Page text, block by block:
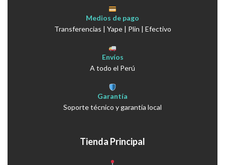
Medios de pago
Transferencias | Yape | Plin | Efectivo
Envíos
A todo el Perú
Garantía
Soporte técnico y garantía local
Tienda Principal